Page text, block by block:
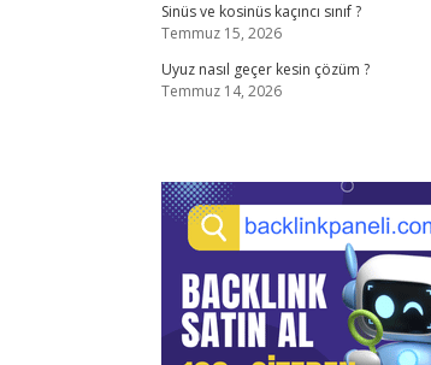
Sinüs ve kosinüs kaçıncı sınıf ?
Temmuz 15, 2026
Uyuz nasıl geçer kesin çözüm ?
Temmuz 14, 2026